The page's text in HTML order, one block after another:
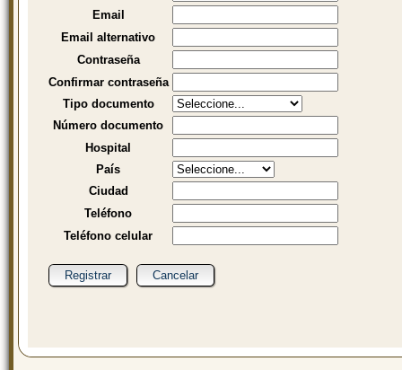
Email
Email alternativo
Contraseña
Confirmar contraseña
Tipo documento
Número documento
Hospital
País
Ciudad
Teléfono
Teléfono celular